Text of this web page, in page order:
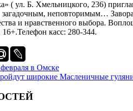
( ул. Б. Хмельницкого, 236)
неповторимым…
и нравственного выбора.
касс: 280-344.
в Омске
широкие Масленичные